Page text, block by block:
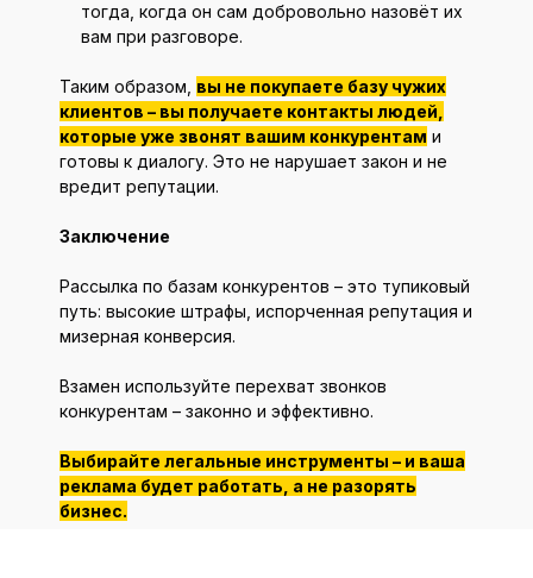
тогда, когда он сам добровольно назовёт их
вам при разговоре.
Таким образом, вы не покупаете базу чужих
клиентов – вы получаете контакты людей,
которые уже звонят вашим конкурентам и
готовы к диалогу. Это не нарушает закон и не
вредит репутации.
Заключение
Рассылка по базам конкурентов – это тупиковый
путь: высокие штрафы, испорченная репутация и
мизерная конверсия.
Взамен используйте перехват звонков
конкурентам – законно и эффективно.
Выбирайте легальные инструменты – и ваша
реклама будет работать, а не разорять
бизнес.